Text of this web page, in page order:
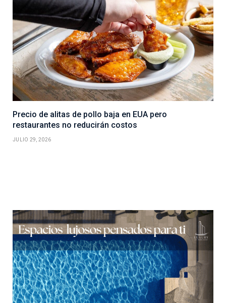
Precio de alitas de pollo baja en EUA pero
restaurantes no reducirán costos
JULIO 29, 2026